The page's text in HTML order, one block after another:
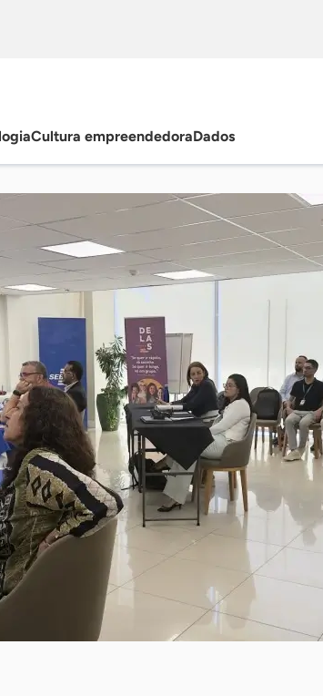
Cultura empreendedoraDados